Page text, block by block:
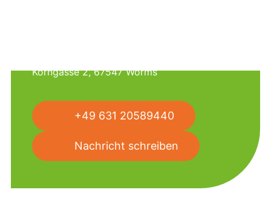
Korngasse 2, 67547 Worms
+49 631 20589440
Nachricht schreiben